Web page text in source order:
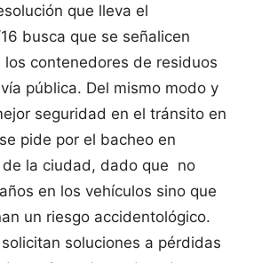
que lleva el
busca que se señalicen
contenedores de residuos
pública. Del mismo modo y
seguridad en el tránsito en
pide por el bacheo en
la ciudad, dado que no
en los vehículos sino que
un riesgo accidentológico.
soluciones a pérdidas